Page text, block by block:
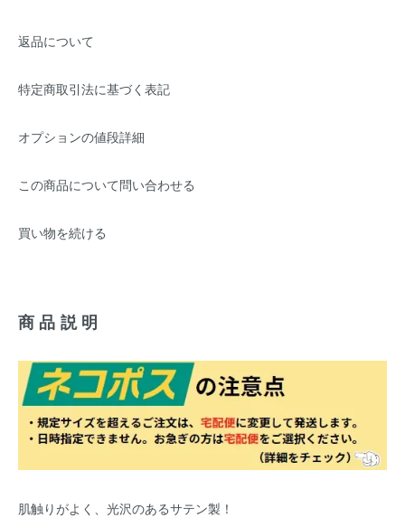
返品について
特定商取引法に基づく表記
オプションの値段詳細
この商品について問い合わせる
買い物を続ける
商品説明
肌触りがよく、光沢のあるサテン製！